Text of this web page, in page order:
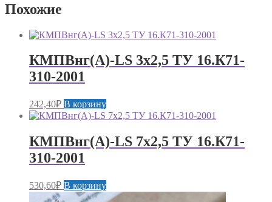
Похожие
КМПВнг(А)-LS 3х2,5 ТУ 16.К71-
310-2001
242,40₽ В корзину
КМПВнг(А)-LS 7х2,5 ТУ 16.К71-
310-2001
530,60₽ В корзину